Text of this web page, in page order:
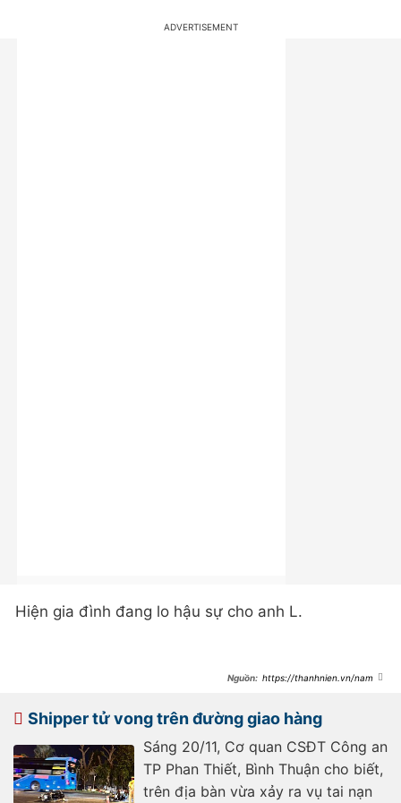
Hiện gia đình đang lo hậu sự cho anh L.
https://thanhnien.vn/nam-
185231216092423475.htm?
utm_source=likr&utm_medium=web_
notification&avivid_manual=6#
Shipper tử vong trên đường giao hàng
Sáng 20/11, Cơ quan CSĐT Công an
TP Phan Thiết, Bình Thuận cho biết,
trên địa bàn vừa xảy ra vụ tai nạn